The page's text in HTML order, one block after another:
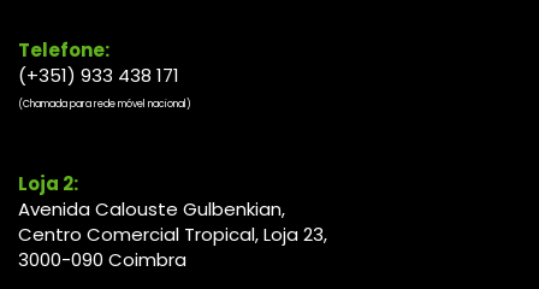
Telefone:
(+351) 933 438 171
(Chamada para rede móvel nacional)
Loja 2:
Avenida Calouste Gulbenkian,
Centro Comercial Tropical, Loja 23,
3000-090 Coimbra